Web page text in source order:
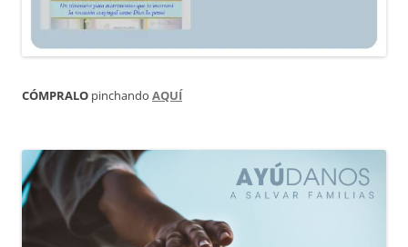
CÓMPRALO pinchando AQUÍ